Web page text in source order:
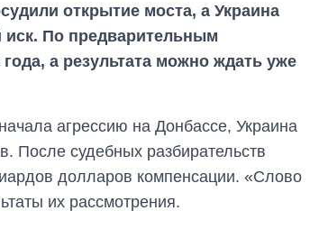
открытие моста, а Украина
По предварительным
а результата можно ждать уже
агрессию на Донбассе, Украина
После судебных разбирательств
долларов компенсации. «Слово
их рассмотрения.